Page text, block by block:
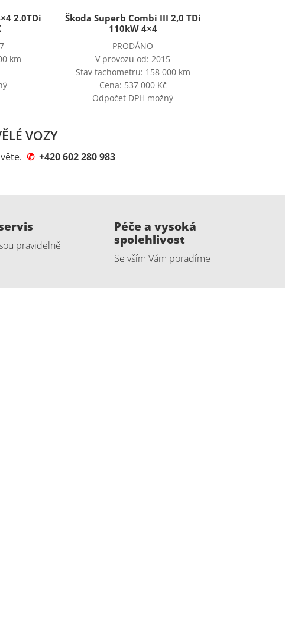
2.0TDi
km
Škoda Superb Combi III 2,0 TDi
110kW 4×4
PRODÁNO
V provozu od: 2015
Stav tachometru: 158 000 km
Cena: 537 000 Kč
Odpočet DPH možný
VOZY
✆ +420 602 280 983
pravidelně
Péče a vysoká
spolehlivost
Se vším Vám poradíme